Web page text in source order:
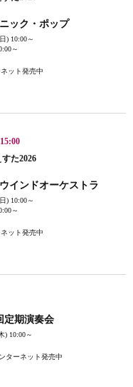
ック・ポップ
) 10:00～
～
ット発売中
た2026
インドオーケストラ
) 10:00～
～
ット発売中
期演奏会
) 10:00～
ターネット発売中